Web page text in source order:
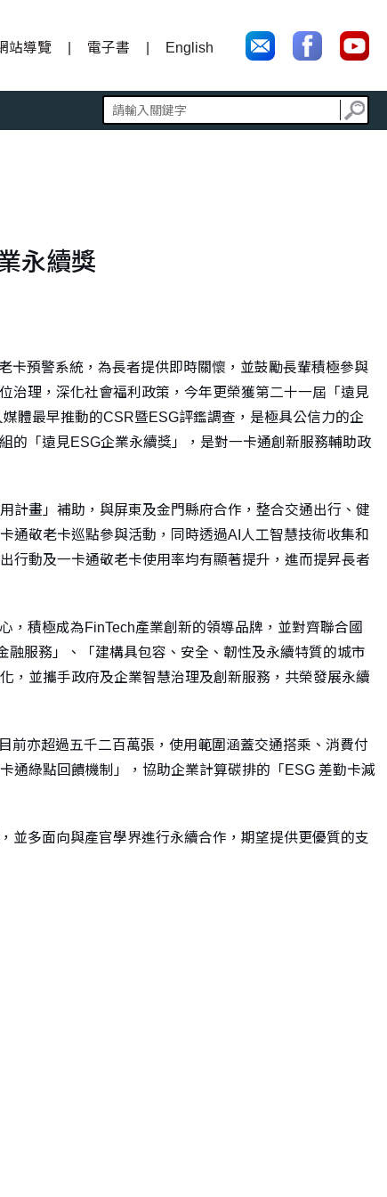
站導覽 電子書 English
永續獎
卡預警系統，為長者提供即時關懷，並鼓勵長輩積極參與
治理，深化社會福利政策，今年更榮獲第二十一屆「遠見
體最早推動的CSR暨ESG評鑑調查，是極具公信力的企
的「遠見ESG企業永續獎」，是對一卡通創新服務輔助政
計畫」補助，與屏東及金門縣府合作，整合交通出行、健
通敬老卡巡點參與活動，同時透過AI人工智慧技術收集和
行動及一卡通敬老卡使用率均有顯著提升，進而提昇長者
，積極成為FinTech產業創新的領導品牌，並對齊聯合國
服務」、「建構具包容、安全、韌性及永續特質的城市
，並攜手政府及企業智慧治理及創新服務，共榮發展永續
前亦超過五千二百萬張，使用範圍涵蓋交通搭乘、消費付
通綠點回饋機制」，協助企業計算碳排的「ESG 差勤卡減
並多面向與產官學界進行永續合作，期望提供更優質的支